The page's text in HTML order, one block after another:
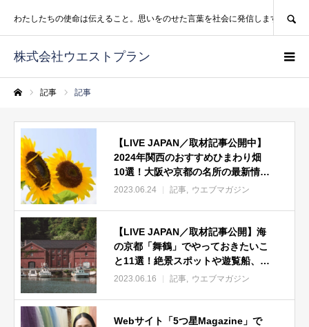
株式会社ウエストプラン
わたしたちの使命は伝えること。思いをのせた言葉を社会に発信します。
記事 記事
【LIVE JAPAN／取材記事公開中】
2024年関西のおすすめひまわり畑
10選！大阪や京都の名所の最新情報
を紹介
2023.06.24 記事 ウエブマガジン
【LIVE JAPAN／取材記事公開】海
の京都「舞鶴」でやっておきたいこ
と11選！絶景スポットや遊覧船、海
鮮グルメも
2023.06.16 記事 ウエブマガジン
Webサイト「5つ星Magazine」で